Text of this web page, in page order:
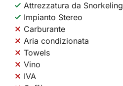
Attrezzatura da Snorkeling
Impianto Stereo
Carburante
Aria condizionata
Towels
Vino
IVA